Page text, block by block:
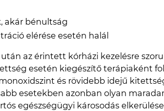
akár bénultság
elérése esetén halál
az érintett kórházi kezelésre
esetén kiegészítő terápiaként
és rövidebb idejű
esetekben azonban olyan
egészségügyi károsodás